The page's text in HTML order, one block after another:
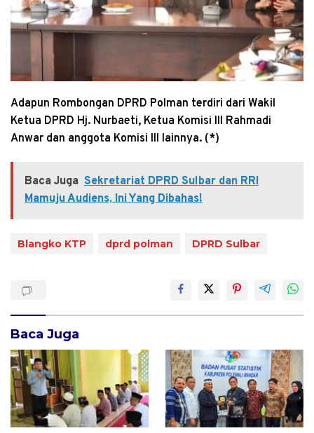
Adapun Rombongan DPRD Polman terdiri dari Wakil
Ketua DPRD Hj. Nurbaeti, Ketua Komisi III Rahmadi
Anwar dan anggota Komisi III lainnya. (*)
Baca Juga Sekretariat DPRD Sulbar dan RRI
Mamuju Audiens, Ini Yang Dibahas!
Blangko KTP dprd polman DPRD Sulbar
Baca Juga